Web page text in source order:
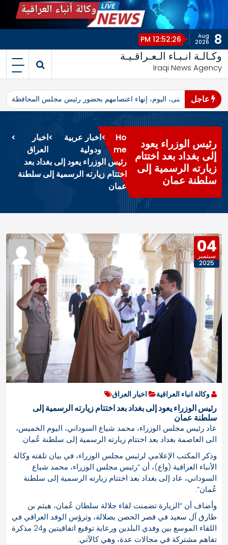
i
t
8
Aug
2026
12:52:26 PM
وكـالـة انـبـاء الـعـراقـيـة
Iraqi News Agency
عاجل
محافظ المثنى، اليوم، إنهاء اعتصامهم بحضور رئيس مجلس المحافظة
رئيس الوزراء يعود
إلى بغداد بعد اختتام
زيارته الرسمية إلى
سلطنة عمان
Ho
me
>اخبار عربية
ودولية
>اخبار
العراق
>
رئيس الوزراء يعود إلى بغداد بعد
اختتام زيارته الرسمية إلى سلطنة
عمان
04
سبتمبر
2025
وكالة انباء العراقية اخبار العراق
رئيس الوزراء يعود إلى بغداد بعد اختتام زيارته الرسمية إلى
سلطنة عمان
عاد رئيس مجلس الوزراء، محمد شياع السوداني، اليوم الخميس،
الى العاصمة بغداد بعد اختتام زيارته الرسمية إلى سلطنة عُمان.
وذكر المكتب الإعلامي لرئيس مجلس الوزراء، في بيان تلقته وكالة
الأنباء العراقية (واع)، أن “رئيس مجلس الوزراء، محمد شياع
السوداني، عاد إلى بغداد بعد اختتام زيارته الرسمية إلى سلطنة
عُمان”.
وأضاف أن “الزيارة تضمنت لقاء جلالة سلطان عُمان، هيثم بن
طارق آل سعيد في قصر الحصن بصلالة، وترؤس الوفد العراقي في
اللقاء الموسع بين وفدي البلدين ورعاية توقيع اتفاقيتين و24 مذكرة
تفاهم مشتركة في مجالات عدة، وهي كالآتي: